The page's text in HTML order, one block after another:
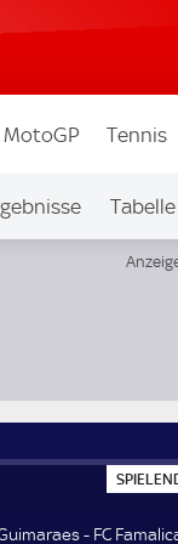
MotoGP Tennis
Tabelle
- FC